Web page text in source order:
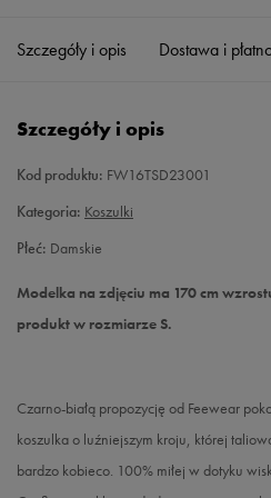
M Powiadom o dostępności
Szczegóły i opis Dostawa i
Szczegóły i opis
Kod produktu: FW16TSD23001
Kategoria: Koszulki
Płeć: Damskie
Modelka na zdjęciu ma 170 cm
produkt w rozmiarze S.
Czarno-białą propozycję od Feewear
koszulka o luźniejszym kroju, której
bardzo kobieco. 100% miłej w dotyku